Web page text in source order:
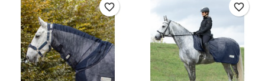
favorite_border favorite_border